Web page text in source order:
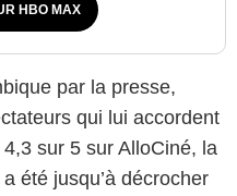
HBO MAX
par la presse,
qui lui accordent
sur 5 sur AlloCiné, la
a été jusqu’à décrocher